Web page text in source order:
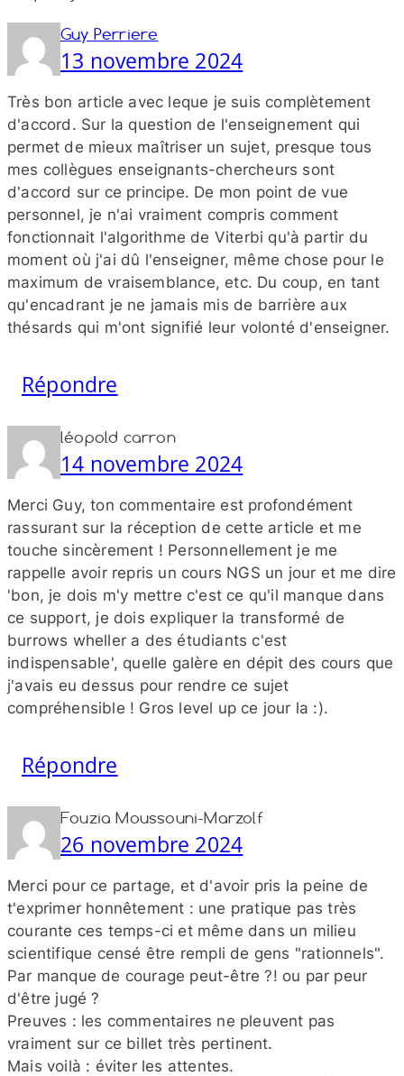
Guy Perriere
13 novembre 2024
Très bon article avec leque je suis complètement
d'accord. Sur la question de l'enseignement qui
permet de mieux maîtriser un sujet, presque tous
mes collègues enseignants-​chercheurs sont
d'accord sur ce principe. De mon point de vue
personnel, je n'ai vraiment compris comment
fonctionnait l'algorithme de Viterbi qu'à partir du
moment où j'ai dû l'enseigner, même chose pour le
maximum de vraisemblance, etc. Du coup, en tant
qu'encadrant je ne jamais mis de barrière aux
thésards qui m'ont signifié leur volonté d'enseigner.
Répondre
léopold carron
14 novembre 2024
Merci Guy, ton commentaire est profondément
rassurant sur la réception de cette article et me
touche sincèrement ! Personnellement je me
rappelle avoir repris un cours NGS un jour et me dire
'bon, je dois m'y mettre c'est ce qu'il manque dans
ce support, je dois expliquer la transformé de
burrows wheller a des étudiants c'est
indispensable', quelle galère en dépit des cours que
j'avais eu dessus pour rendre ce sujet
compréhensible ! Gros level up ce jour la :).
Répondre
Fouzia Moussouni-Marzolf
26 novembre 2024
Merci pour ce partage, et d'avoir pris la peine de
t'exprimer honnêtement : une pratique pas très
courante ces temps-​ci et même dans un milieu
scientifique censé être rempli de gens "rationnels".
Par manque de courage peut-​être ?! ou par peur
d'être jugé ?
Preuves : les commentaires ne pleuvent pas
vraiment sur ce billet très pertinent.
Mais voilà : éviter les attentes.